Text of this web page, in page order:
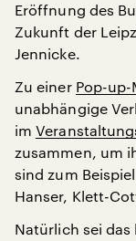
Eröffnung des
Zukunft der
Jennicke.
Zu einer Pop-up-
unabhängige
im
zusammen, um
sind zum
Hanser, Klett-
Natürlich sei das